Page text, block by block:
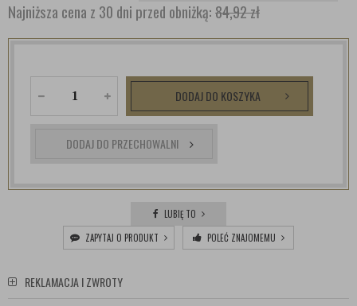
Najniższa cena z 30 dni przed obniżką:84,92 zł
DODAJ DO KOSZYKA
DODAJ DO PRZECHOWALNI
LUBIĘ TO
ZAPYTAJ O PRODUKT
POLEĆ ZNAJOMEMU
REKLAMACJA I ZWROTY